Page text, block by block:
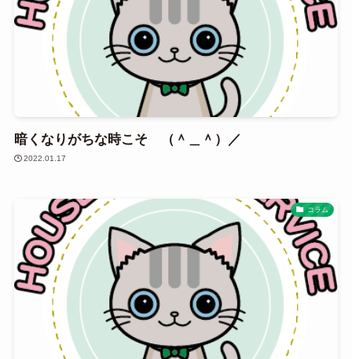
暗くなりがちな時こそ （＾＿＾）／
2022.01.17
コラム